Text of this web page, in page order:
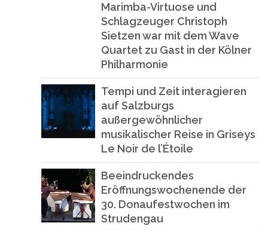
Marimba-Virtuose und
Schlagzeuger Christoph
Sietzen war mit dem Wave
Quartet zu Gast in der Kölner
Philharmonie
Tempi und Zeit interagieren
auf Salzburgs
außergewöhnlicher
musikalischer Reise in Griseys
Le Noir de l’Étoile
Beeindruckendes
Eröffnungswochenende der
30. Donaufestwochen im
Strudengau